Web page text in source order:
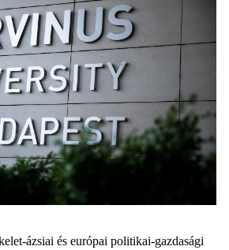
ázsiai és európai politikai-gazdasági